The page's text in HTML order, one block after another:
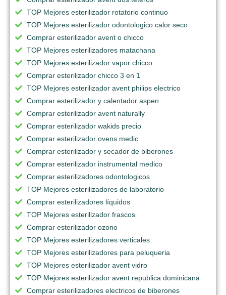
TOP Mejores esterilizador rotatorio continuo
TOP Mejores esterilizador odontologico calor seco
Comprar esterilizador avent o chicco
TOP Mejores esterilizadores matachana
TOP Mejores esterilizador vapor chicco
Comprar esterilizador chicco 3 en 1
TOP Mejores esterilizador avent philips electrico
Comprar esterilizador y calentador aspen
Comprar esterilizador avent naturally
Comprar esterilizador wakids precio
Comprar esterilizador ovens medic
Comprar esterilizador y secador de biberones
Comprar esterilizador instrumental medico
Comprar esterilizadores odontologicos
TOP Mejores esterilizadores de laboratorio
Comprar esterilizadores líquidos
TOP Mejores esterilizador frascos
Comprar esterilizador ozono
TOP Mejores esterilizadores verticales
TOP Mejores esterilizadores para peluqueria
TOP Mejores esterilizador avent vidro
TOP Mejores esterilizador avent republica dominicana
Comprar esterilizadores electricos de biberones